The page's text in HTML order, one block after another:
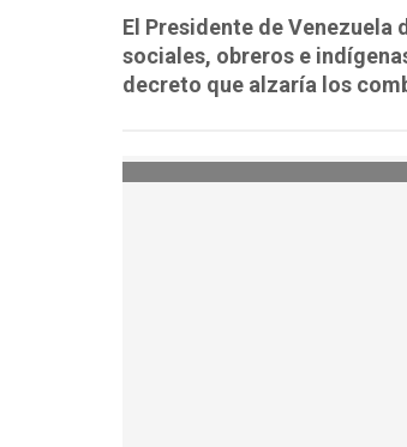
El Presidente de
sociales, obreros e
decreto que alzaría los